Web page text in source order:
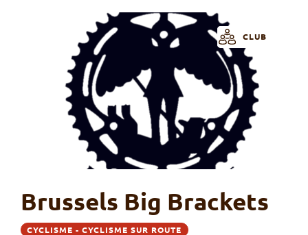
CLUB
Brussels Big Brackets
CYCLISME - CYCLISME SUR ROUTE